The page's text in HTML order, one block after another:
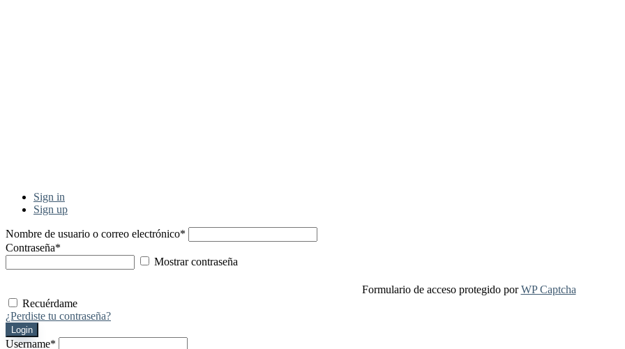
Sign in
Sign up
Nombre de usuario o correo electrónico*
Contraseña*
Mostrar contraseña
Formulario de acceso protegido porWP Captcha
Recuérdame
¿Perdiste tu contraseña?
Login
Username*